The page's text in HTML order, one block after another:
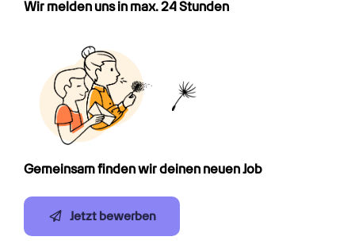
Wir melden uns in max. 24 Stunden
Gemeinsam finden wir deinen neuen Job
Jetzt bewerben